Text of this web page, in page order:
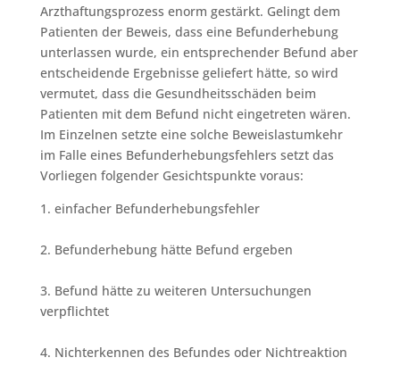
Arzthaftungsprozess enorm gestärkt. Gelingt dem
Patienten der Beweis, dass eine Befunderhebung
unterlassen wurde, ein entsprechender Befund aber
entscheidende Ergebnisse geliefert hätte, so wird
vermutet, dass die Gesundheitsschäden beim
Patienten mit dem Befund nicht eingetreten wären.
Im Einzelnen setzte eine solche Beweislastumkehr
im Falle eines Befunderhebungsfehlers setzt das
Vorliegen folgender Gesichtspunkte voraus:
1. einfacher Befunderhebungsfehler
2. Befunderhebung hätte Befund ergeben
3. Befund hätte zu weiteren Untersuchungen
verpflichtet
4. Nichterkennen des Befundes oder Nichtreaktion